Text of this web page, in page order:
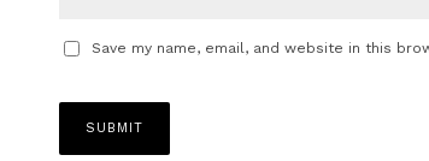
Save my name, email, and website in this